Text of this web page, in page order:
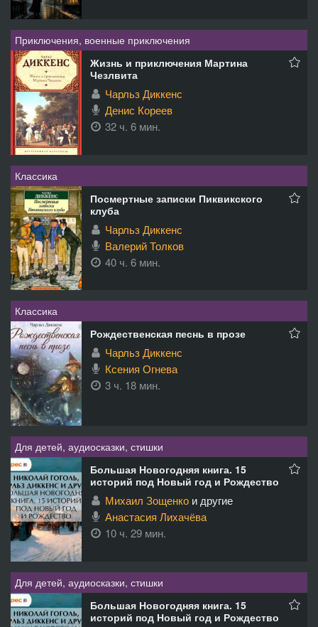
Приключения, военные приключения
Жизнь и приключения Мартина
Чезлвита
Чарльз Диккенс
Денис Кореев
32 ч. 6 мин.
Классика
Посмертные записки Пиквикского
клуба
Чарльз Диккенс
Валерий Толков
40 ч. 6 мин.
Классика
Рождественская песнь в прозе
Чарльз Диккенс
Ксения Огнева
3 ч. 18 мин.
Для детей, аудиосказки, стишки
Большая Новогодняя книга. 15
историй под Новый год и Рождество
Михаил Зощенко и другие
Анастасия Лихачёва
10 ч. 29 мин.
Для детей, аудиосказки, стишки
Большая Новогодняя книга. 15
историй под Новый год и Рождество